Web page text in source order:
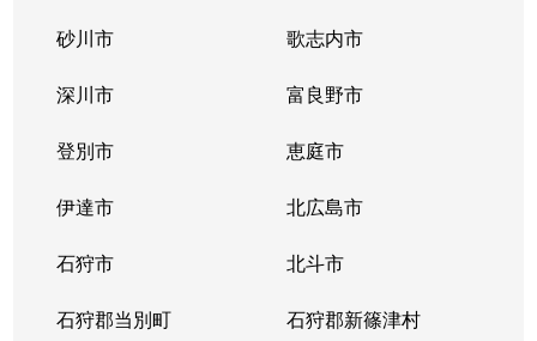
砂川市 歌志内市
深川市 富良野市
登別市 恵庭市
伊達市 北広島市
石狩市 北斗市
石狩郡当別町 石狩郡新篠津村